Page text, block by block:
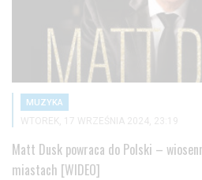
MUZYKA
WTOREK, 17 WRZEŚNIA 2024, 23:19
Matt Dusk powraca do Polski –
miastach [WIDEO]